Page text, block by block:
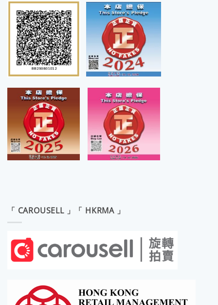
「 CAROUSELL 」「 HKRMA 」